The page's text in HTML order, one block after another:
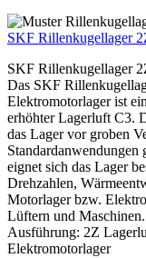
SKF Rillenkugellager
SKF Rillenkugellager
Das SKF
Elektromotorlager ist
erhöhter Lagerluft C3.
das Lager vor groben
eignet sich das Lager
Drehzahlen,
Motorlager bzw.
Lüftern und
Ausführung: 2Z
Elektromotorlager